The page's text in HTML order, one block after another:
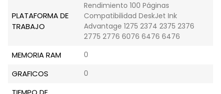
PLATAFORMA DE
TRABAJO
Rendimiento 100 Páginas
Compatibilidad DeskJet Ink
Advantage 1275 2374 2375 2376
2775 2776 6076 6476 6476
MEMORIA RAM 0
GRAFICOS 0